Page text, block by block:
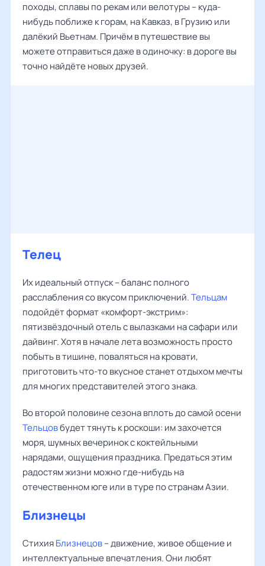
походы, сплавы по рекам или велотуры – куда-
нибудь поближе к горам, на Кавказ, в Грузию или
далёкий Вьетнам. Причём в путешествие вы
можете отправиться даже в одиночку: в дороге вы
точно найдёте новых друзей.
Телец
Их идеальный отпуск – баланс полного
расслабления со вкусом приключений.Тельцам
подойдёт формат «комфорт-экстрим»:
пятизвёздочный отель с вылазками на сафари или
дайвинг. Хотя в начале лета возможность просто
побыть в тишине, поваляться на кровати,
приготовить что-то вкусное станет отдыхом мечты
для многих представителей этого знака.
Во второй половине сезона вплоть до самой осени
Тельцовбудет тянуть к роскоши: им захочется
моря, шумных вечеринок с коктейльными
нарядами, ощущения праздника. Предаться этим
радостям жизни можно где-нибудь на
отечественном юге или в туре по странам Азии.
Близнецы
СтихияБлизнецов– движение, живое общение и
интеллектуальные впечатления. Они любят